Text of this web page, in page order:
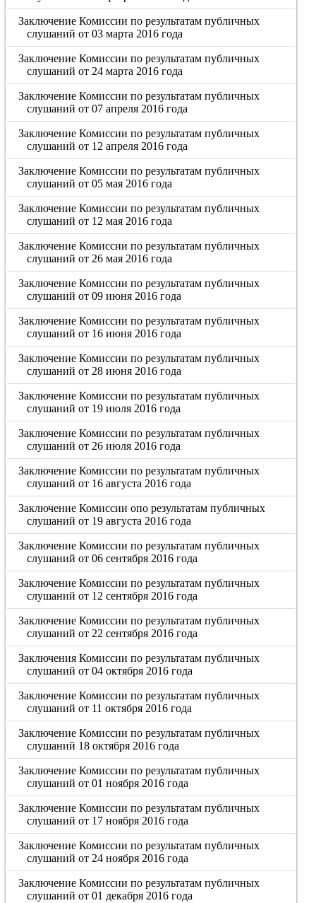
Заключение Комиссии по результатам публичных
слушаний от 03 марта 2016 года
Заключение Комиссии по результатам публичных
слушаний от 24 марта 2016 года
Заключение Комиссии по результатам публичных
слушаний от 07 апреля 2016 года
Заключение Комиссии по результатам публичных
слушаний от 12 апреля 2016 года
Заключение Комиссии по результатам публичных
слушаний от 05 мая 2016 года
Заключение Комиссии по результатам публичных
слушаний от 12 мая 2016 года
Заключение Комиссии по результатам публичных
слушаний от 26 мая 2016 года
Заключение Комиссии по результатам публичных
слушаний от 09 июня 2016 года
Заключение Комиссии по результатам публичных
слушаний от 16 июня 2016 года
Заключение Комиссии по результатам публичных
слушаний от 28 июня 2016 года
Заключение Комиссии по результатам публичных
слушаний от 19 июля 2016 года
Заключение Комиссии по результатам публичных
слушаний от 26 июля 2016 года
Заключение Комиссии по результатам публичных
слушаний от 16 августа 2016 года
Заключение Комиссии опо результатам публичных
слушаний от 19 августа 2016 года
Заключение Комиссии по результатам публичных
слушаний от 06 сентября 2016 года
Заключение Комиссии по результатам публичных
слушаний от 12 сентября 2016 года
Заключение Комиссии по результатам публичных
слушаний от 22 сентября 2016 года
Заключения Комиссии по результатам публичных
слушаний от 04 октября 2016 года
Заключение Комиссии по результатам публичных
слушаний от 11 октября 2016 года
Заключение Комиссии по результатам публичных
слушаний 18 октября 2016 года
Заключение Комиссии по результатам публичных
слушаний от 01 ноября 2016 года
Заключение Комиссии по результатам публичных
слушаний от 17 ноября 2016 года
Заключение Комиссии по результатам публичных
слушаний от 24 ноября 2016 года
Заключение Комиссии по результатам публичных
слушаний от 01 декабря 2016 года